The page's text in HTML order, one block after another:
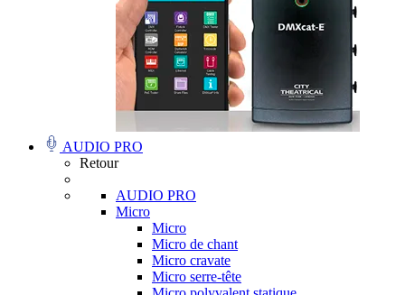
AUDIO PRO
Retour
AUDIO PRO
Micro
Micro
Micro de chant
Micro cravate
Micro serre-tête